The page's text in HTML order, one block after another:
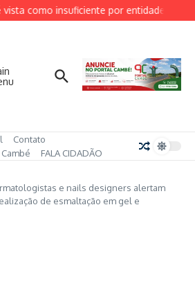
como insuficiente por entidades do
Contato
FALA CIDADÃO
e nails designers alertam
de esmaltação em gel e